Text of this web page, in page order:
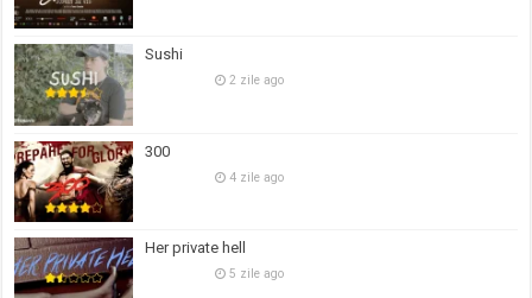
Sushi
2 zile ago
300
4 zile ago
Her private hell
5 zile ago